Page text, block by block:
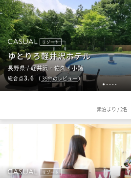
1 2 3 4 5
リゾート
ゆとりろ軽井沢ホテル
長野県 / 軽井沢・佐久・小諸
総合点3.6 （ 39件のレビュー）
素泊まり /2名
リゾート